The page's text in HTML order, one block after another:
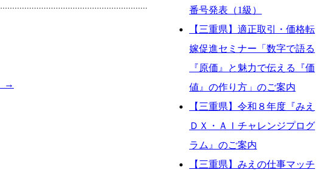
→
番号発表（1級）
【三重県】適正取引・価格転
嫁促進セミナー「数字で語る
『原価』と魅力で伝える『価
値』の作り方」のご案内
【三重県】令和８年度『みえ
ＤＸ・ＡＩチャレンジプログ
ラム』のご案内
【三重県】みえの仕事マッチ